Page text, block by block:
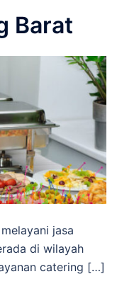
Barat
jasa
di wilayah
catering […]